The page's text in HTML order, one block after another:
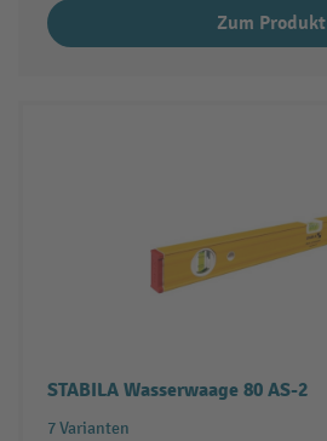
Zum Produkt
STABILA Wasserwaage 80 AS-2
7 Varianten